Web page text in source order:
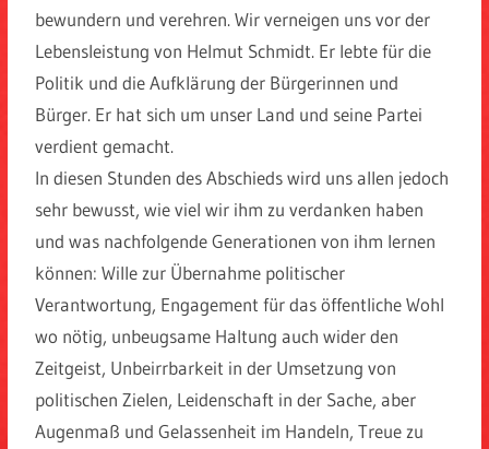
bewundern und verehren. Wir verneigen uns vor der
Lebensleistung von Helmut Schmidt. Er lebte für die
Politik und die Aufklärung der Bürgerinnen und
Bürger. Er hat sich um unser Land und seine Partei
verdient gemacht.
In diesen Stunden des Abschieds wird uns allen jedoch
sehr bewusst, wie viel wir ihm zu verdanken haben
und was nachfolgende Generationen von ihm lernen
können: Wille zur Übernahme politischer
Verantwortung, Engagement für das öffentliche Wohl
wo nötig, unbeugsame Haltung auch wider den
Zeitgeist, Unbeirrbarkeit in der Umsetzung von
politischen Zielen, Leidenschaft in der Sache, aber
Augenmaß und Gelassenheit im Handeln, Treue zu